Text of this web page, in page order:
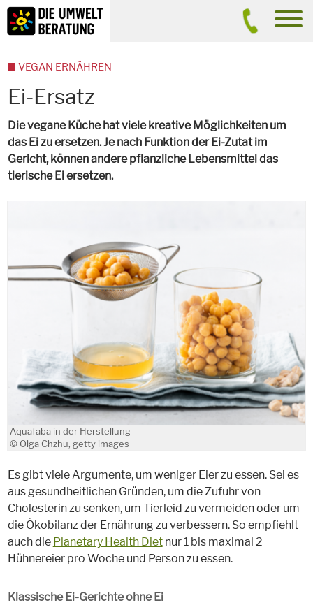
Inhalt
Suche
Ei-Ersatz
Die vegane Küche hat viele kreative Möglichkeiten um
das Ei zu ersetzen. Je nach Funktion der Ei-Zutat im
Gericht, können andere pflanzliche Lebensmittel das
tierische Ei ersetzen.
Aquafaba in der Herstellung
© Olga Chzhu, getty images
Es gibt viele Argumente, um weniger Eier zu essen. Sei es
aus gesundheitlichen Gründen, um die Zufuhr von
Cholesterin zu senken, um Tierleid zu vermeiden oder um
die Ökobilanz der Ernährung zu verbessern. So empfiehlt
auch die Planetary Health Dietnur 1 bis maximal 2
Hühnereier pro Woche und Person zu essen.
Klassische Ei-Gerichte ohne Ei
VEGAN ERNÄHREN